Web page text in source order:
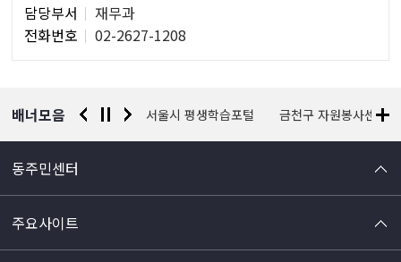
당
자
담당부서
재무과
전화번호
02-2627-1208
배너모음
찰청 유실물 통합포털 서울시 평생학습포털 금천구 자원봉사센터
동주민센터
주요사이트